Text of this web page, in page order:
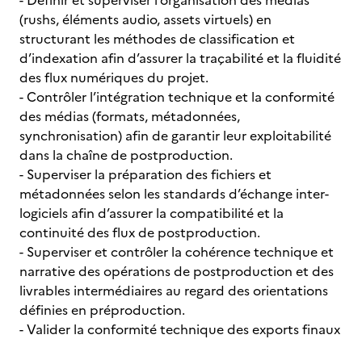
(rushs, éléments audio, assets virtuels) en
structurant les méthodes de classification et
d’indexation afin d’assurer la traçabilité et la fluidité
des flux numériques du projet.
- Contrôler l’intégration technique et la conformité
des médias (formats, métadonnées,
synchronisation) afin de garantir leur exploitabilité
dans la chaîne de postproduction.
- Superviser la préparation des fichiers et
métadonnées selon les standards d’échange inter-
logiciels afin d’assurer la compatibilité et la
continuité des flux de postproduction.
- Superviser et contrôler la cohérence technique et
narrative des opérations de postproduction et des
livrables intermédiaires au regard des orientations
définies en préproduction.
- Valider la conformité technique des exports finaux